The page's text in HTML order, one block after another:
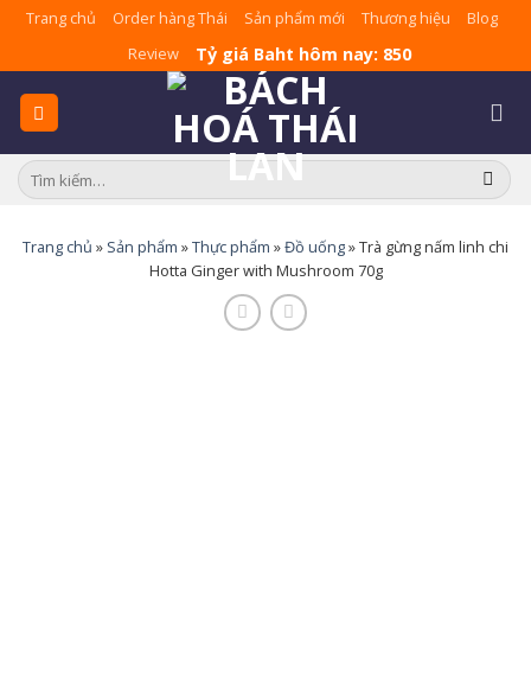
Skip
content
Trang chủ Order hàng Thái Sản phẩm mới Thương hiệu
Blog
Review
Tỷ giá Baht hôm nay: 850
Tìm
kiếm:
Trang chủ » Sản phẩm »Thực phẩm »Đồ uống»Trà gừng nấm linh chi
Hotta Ginger with Mushroom 70g